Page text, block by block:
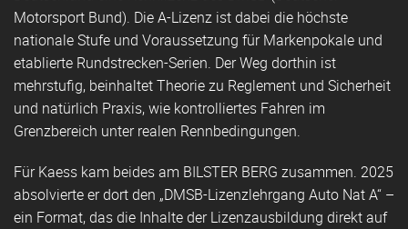
Motorsport Bund). Die A-Lizenz ist dabei die höchste
nationale Stufe und Voraussetzung für Markenpokale und
etablierte Rundstrecken-Serien. Der Weg dorthin ist
mehrstufig, beinhaltet Theorie zu Reglement und Sicherheit
und natürlich Praxis, wie kontrolliertes Fahren im
Grenzbereich unter realen Rennbedingungen.
Für Kaess kam beides am BILSTER BERG zusammen. 2025
absolvierte er dort den „DMSB-Lizenzlehrgang Auto Nat A“ –
ein Format, das die Inhalte der Lizenzausbildung direkt auf